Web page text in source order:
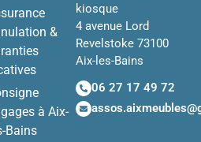
&
à Aix-
Bains
kiosque
4 avenue Lord
Revelstoke 73100
Aix-les-Bains
06 27 17 49 72